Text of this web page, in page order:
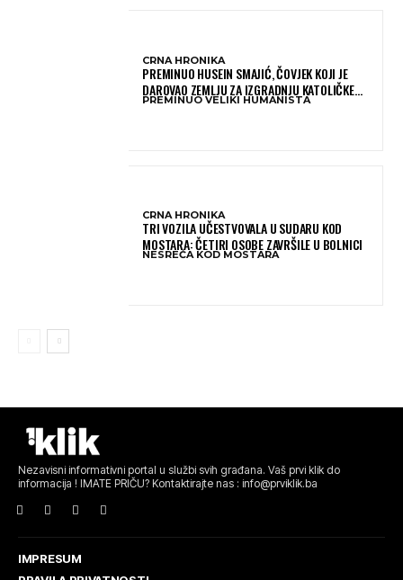
CRNA HRONIKA
PREMINUO HUSEIN SMAJIĆ, ČOVJEK KOJI JE
DAROVAO ZEMLJU ZA IZGRADNJU KATOLIČKE
CRKVE U BUGOJNU
PREMINUO VELIKI HUMANISTA
CRNA HRONIKA
TRI VOZILA UČESTVOVALA U SUDARU KOD
MOSTARA: ČETIRI OSOBE ZAVRŠILE U BOLNICI
NESREĆA KOD MOSTARA
Nezavisni informativni portal u službi svih građana. Vaš prvi klik do
informacija ! IMATE PRIČU? Kontaktirajte nas : info@prviklik.ba
IMPRESUM